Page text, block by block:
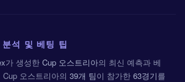
석 및 베팅 팁
가 생성한 Cup 오스트리아의 최신 예측과 베
오스트리아의 39개 팀이 참가한 63경기를